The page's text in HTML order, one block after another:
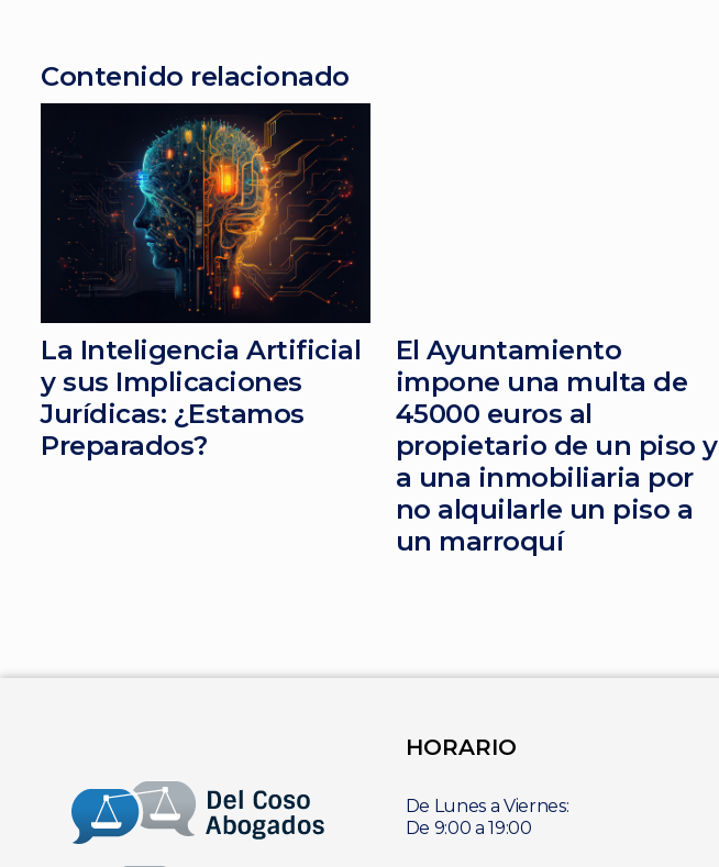
Contenido relacionado
La Inteligencia Artificial
y sus Implicaciones
Jurídicas: ¿Estamos
Preparados?
El Ayuntamiento
impone una multa de
45000 euros al
propietario de un piso y
a una inmobiliaria por
no alquilarle un piso a
un marroquí
HORARIO
De Lunes a Viernes:
De 9:00 a 19:00